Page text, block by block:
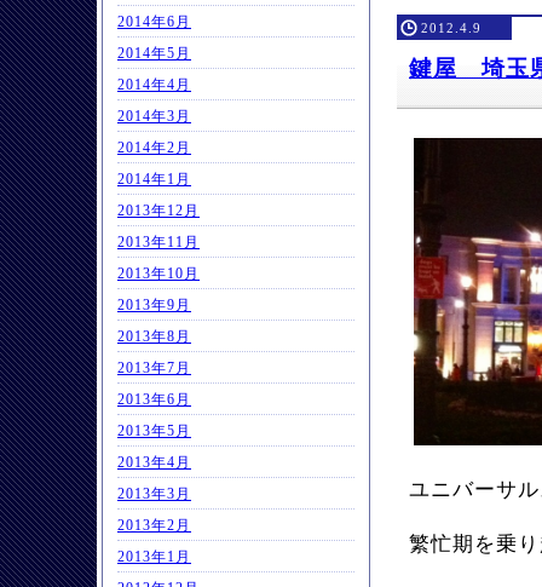
2014年6月
2014年5月
2014年4月
2014年3月
2014年2月
2014年1月
2013年12月
2013年11月
2013年10月
2013年9月
2013年8月
2013年7月
2013年6月
2013年5月
2013年4月
2013年3月
2013年2月
2013年1月
2012.4.9
鍵屋 埼玉
ユニバーサ
繁忙期を乗